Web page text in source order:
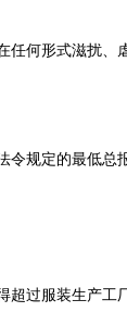
何形式滋扰、
规定的最低总
过服装生产工